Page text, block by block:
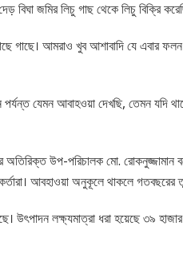
বিঘা জমির লিচু গাছ থেকে লিচু বিক্রি
আমরাও খুব আশাবাদি যে এবার
যেমন আবাহওয়া দেখছি, তেমন যদি
উপ-পরিচালক মো. রোকনুজ্জামান
আবহাওয়া অনুকূলে থাকলে গতবছরের
লক্ষ্যমাত্রা ধরা হয়েছে ৩৯